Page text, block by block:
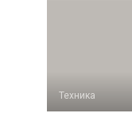
Техника